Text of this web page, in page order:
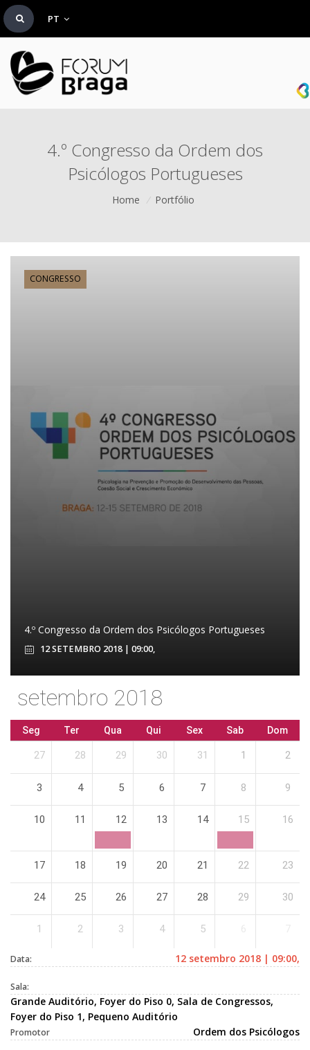
PT
4.º Congresso da Ordem dos
Psicólogos Portugueses
Home / Portfólio
CONGRESSO
4.º Congresso da Ordem dos Psicólogos Portugueses
12 SETEMBRO 2018 | 09:00,
setembro 2018
Seg Ter Qua Qui Sex Sab Dom
27 28 29 30 31 1 2
3 4 5 6 7 8 9
10 11 12 13 14 15 16
17 18 19 20 21 22 23
24 25 26 27 28 29 30
1 2 3 4 5
Data: 12 setembro 2018 | 09:00,
Sala:
Grande Auditório, Foyer do Piso 0, Sala de Congressos,
Foyer do Piso 1, Pequeno Auditório
Promotor Ordem dos Psicólogos